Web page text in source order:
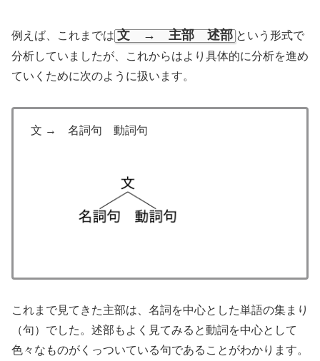
例えば、これまでは 文 → 主部 述部 という形式で
分析していましたが、これからはより具体的に分析を進め
ていくために次のように扱います。
文 → 名詞句 動詞句
これまで見てきた主部は、名詞を中心とした単語の集まり
（句）でした。述部もよく見てみると動詞を中心として
色々なものがくっついている句であることがわかります。